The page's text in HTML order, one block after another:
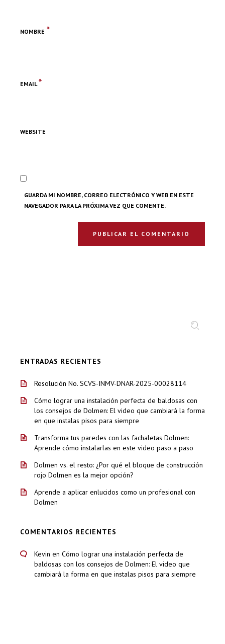
NOMBRE *
EMAIL*
WEBSITE
GUARDA MI NOMBRE, CORREO ELECTRÓNICO Y WEB EN ESTE
NAVEGADOR PARA LA PRÓXIMA VEZ QUE COMENTE.
ENTRADAS RECIENTES
Resolución No. SCVS-INMV-DNAR-2025-00028114
Cómo lograr una instalación perfecta de baldosas con
los consejos de Dolmen: El video que cambiará la forma
en que instalas pisos para siempre
Transforma tus paredes con las fachaletas Dolmen:
Aprende cómo instalarlas en este video paso a paso
Dolmen vs. el resto: ¿Por qué el bloque de construcción
rojo Dolmen es la mejor opción?
Aprende a aplicar enlucidos como un profesional con
Dolmen
COMENTARIOS RECIENTES
Kevin en Cómo lograr una instalación perfecta de
baldosas con los consejos de Dolmen: El video que
cambiará la forma en que instalas pisos para siempre